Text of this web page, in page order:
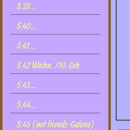
S.39...
S.40...
S.41...
S.42 Weihn. /10. Geb.
S.43...
S.44...
S.45 (mit friends-Galerie)